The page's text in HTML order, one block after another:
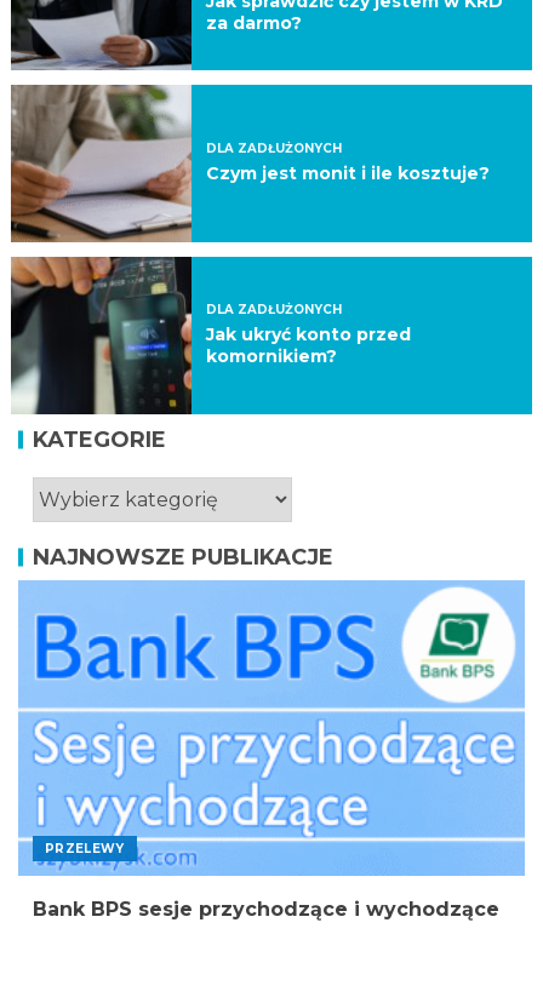
za darmo?
DLA ZADŁUŻONYCH
Czym jest monit i ile kosztuje?
DLA ZADŁUŻONYCH
Jak ukryć konto przed
komornikiem?
KATEGORIE
NAJNOWSZE PUBLIKACJE
PRZELEWY
Bank BPS sesje przychodzące i wychodzące